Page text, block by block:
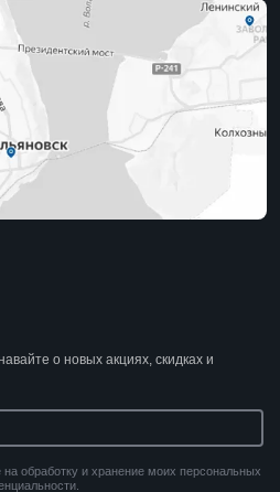
о новых акциях, скидках и
обработку и хранение моих персональных